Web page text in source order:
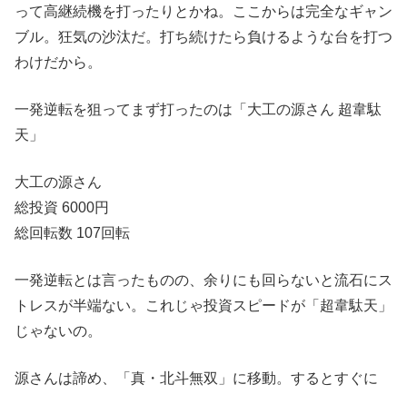
って高継続機を打ったりとかね。ここからは完全なギャン
ブル。狂気の沙汰だ。打ち続けたら負けるような台を打つ
わけだから。
一発逆転を狙ってまず打ったのは「大工の源さん 超韋駄
天」
大工の源さん
総投資 6000円
総回転数 107回転
一発逆転とは言ったものの、余りにも回らないと流石にス
トレスが半端ない。これじゃ投資スピードが「超韋駄天」
じゃないの。
源さんは諦め、「真・北斗無双」に移動。するとすぐに